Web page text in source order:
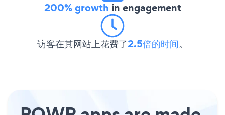
200% growth in engagement
访客在其网站上花费了2.5倍的时间。